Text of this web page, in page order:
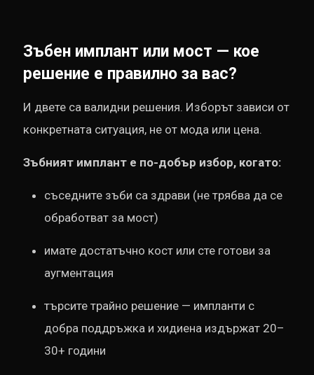
Зъбен имплант или мост — кое
решение е правилно за вас?
И двете са валидни решения. Изборът зависи от
конкретната ситуация, не от мода или цена.
Зъбният имплант е по-добър избор, когато:
съседните зъби са здрави (не трябва да се
обработват за мост)
имате достатъчно кост или сте готови за
аугментация
търсите трайно решение — импланти с
добра поддръжка и хидиена издържат 20–
30+ години